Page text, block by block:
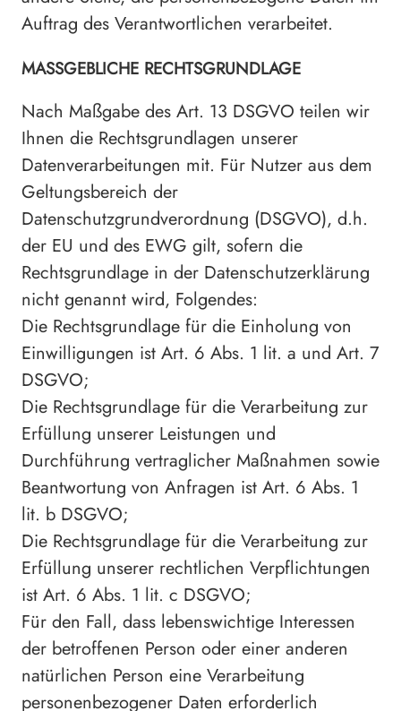
Auftrag des Verantwortlichen verarbeitet.
MASSGEBLICHE RECHTSGRUNDLAGE
Nach Maßgabe des Art. 13 DSGVO teilen wir
Ihnen die Rechtsgrundlagen unserer
Datenverarbeitungen mit. Für Nutzer aus dem
Geltungsbereich der
Datenschutzgrundverordnung (DSGVO), d.h.
der EU und des EWG gilt, sofern die
Rechtsgrundlage in der Datenschutzerklärung
nicht genannt wird, Folgendes:
Die Rechtsgrundlage für die Einholung von
Einwilligungen ist Art. 6 Abs. 1 lit. a und Art. 7
DSGVO;
Die Rechtsgrundlage für die Verarbeitung zur
Erfüllung unserer Leistungen und
Durchführung vertraglicher Maßnahmen sowie
Beantwortung von Anfragen ist Art. 6 Abs. 1
lit. b DSGVO;
Die Rechtsgrundlage für die Verarbeitung zur
Erfüllung unserer rechtlichen Verpflichtungen
ist Art. 6 Abs. 1 lit. c DSGVO;
Für den Fall, dass lebenswichtige Interessen
der betroffenen Person oder einer anderen
natürlichen Person eine Verarbeitung
personenbezogener Daten erforderlich